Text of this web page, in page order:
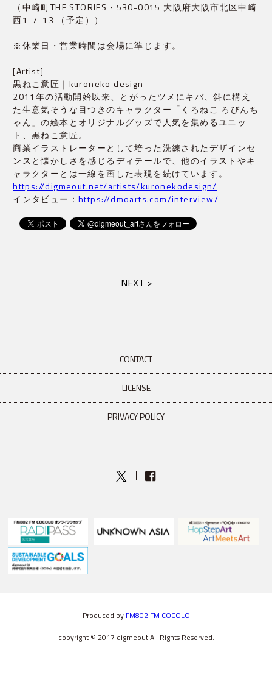
（中崎町THE STORIES・530-0015 大阪府大阪市北区中崎
西1-7-13 （予定））
※休業日・営業時間は会場に準じます。
[Artist]
黒ねこ意匠｜kuroneko design
2011年の活動開始以来、とがったツメにキバ、斜に構え
た生意気そうな目つきのキャラクター「くろねこ ろびんち
ゃん」の絵本とオリジナルグッズで人気を集めるユニッ
ト、黒ねこ意匠。
商業イラストレーターとして培った洗練されたデザインセ
ンスと懐かしさを感じるディテールで、他のイラストやキ
ャラクターとは一線を画した表現を続けています。
https://digmeout.net/artists/kuronekodesign/
インタビュー：https://dmoarts.com/interview/
NEXT >
CONTACT
LICENSE
PRIVACY POLICY
Produced by FM802 FM COCOLO
copyright © 2017 digmeout All Rights Reserved.